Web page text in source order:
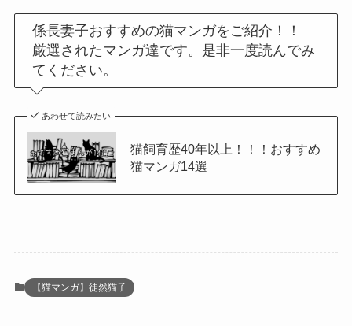
係長妻子おすすめの猫マンガをご紹介！！
厳選されたマンガ達です。是非一度読んでみ
てください。
あわせて読みたい
猫飼育歴40年以上！！！おすすめ
猫マンガ14選
【猫マンガ】徒然猫子